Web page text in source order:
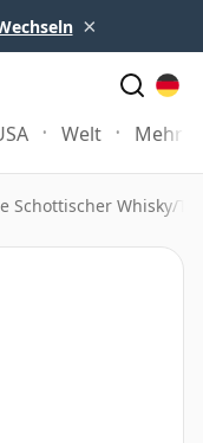
×
Welt Mehr
Schottischer Whisky/